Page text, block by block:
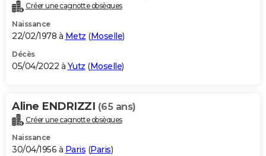
Créer une cagnotte obsèques
Naissance
22/02/1978 à Metz (Moselle)
Décès
05/04/2022 à Yutz (Moselle)
Aline ENDRIZZI (65 ans)
Créer une cagnotte obsèques
Naissance
30/04/1956 à Paris (Paris)